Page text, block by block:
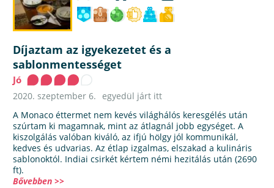
Díjaztam az igyekezetet és a
sablonmentességet
Jó
2020. szeptember 6.
egyedül járt itt
A Monaco éttermet nem kevés világhálós keresgélés után
szúrtam ki magamnak, mint az átlagnál jobb egységet. A
kiszolgálás valóban kiváló, az ifjú hölgy jól kommunikál,
kedves és udvarias. Az étlap izgalmas, elszakad a kulináris
sablonoktól. Indiai csirkét kértem némi hezitálás után (2690
ft).
Bővebben >>